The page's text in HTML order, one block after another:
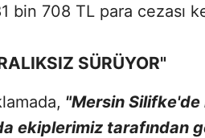
bin 708 TL para cezası
SÜRÜYOR"
"Mersin
ekiplerimiz tarafından